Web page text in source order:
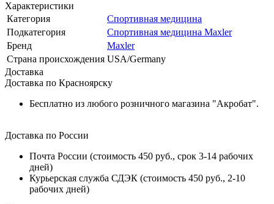
Характеристики
Категория
Спортивная медицина
Подкатегория
Спортивная медицина Maxler
Бренд
Maxler
Страна происхождения USA/Germany
Доставка
Доставка по Красноярску
Бесплатно из любого розничного магазина "Акробат".
Доставка по России
Почта России (стоимость 450 руб., срок 3-14 рабочих
дней)
Курьерская служба СДЭК (стоимость 450 руб., 2-10
рабочих дней)